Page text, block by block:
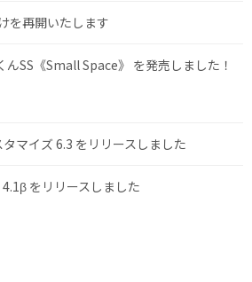
を再開いたします
んSS《Small Space》 を発売しました！
マイズ 6.3 をリリースしました
をリリースしました